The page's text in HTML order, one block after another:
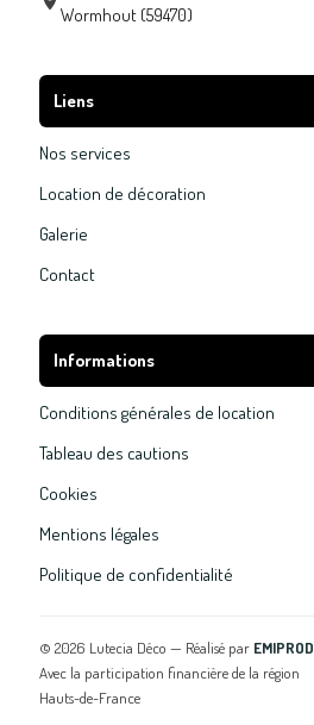
Wormhout (59470)
Liens
Nos services
Location de décoration
Galerie
Contact
Informations
Conditions générales de location
Tableau des cautions
Cookies
Mentions légales
Politique de confidentialité
© 2026 Lutecia Déco — Réalisé par EMIPROD
Avec la participation financière de la région
Hauts-de-France